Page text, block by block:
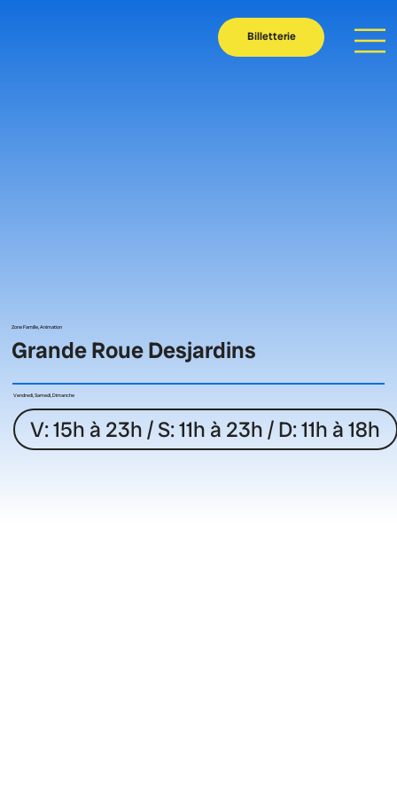
Billetterie
Vendredi, Samedi, Dimanche
V: 15h à 23h / S: 11h à 23h / D: 11h à 18h
Zone Famille, Animation
Grande Roue Desjardins